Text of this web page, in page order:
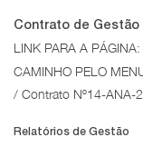
Contrato de Gestão
LINK PARA A PÁGINA:
CAMINHO PELO
/ Contrato Nº14-ANA-
Relatórios de Gestão